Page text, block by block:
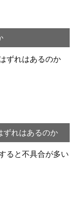
ずれはあるのか